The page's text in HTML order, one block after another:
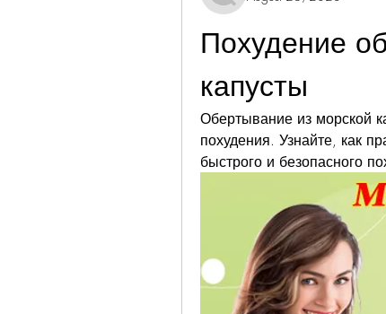
Похудение
капусты
Обертывание из морской
похудения. Узнайте, как
быстрого и безопасного